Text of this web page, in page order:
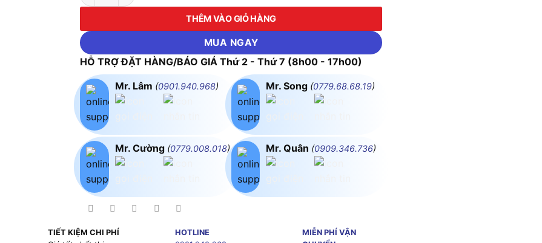
THÊM VÀO GIỎ HÀNG
MUA NGAY
HỖ TRỢ ĐẶT HÀNG/BÁO GIÁ Thứ 2 - Thứ 7 (8h00 - 17h00)
Mr. Lâm (0901.940.968)
Mr. Cường (0779.008.018)
Mr. Song (0779.68.68.19)
Mr. Quân (0909.346.736)
TIẾT KIỆM CHI PHÍ
HOTLINE
MIỄN PHÍ VẬN